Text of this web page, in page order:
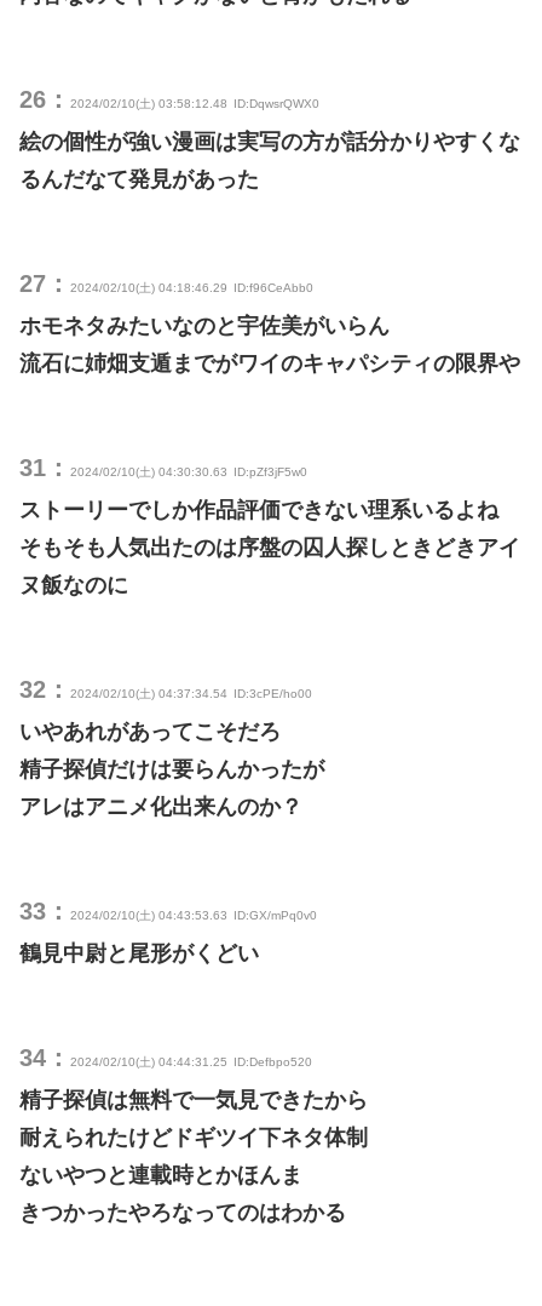
26： 2024/02/10(土) 03:58:12.48 ID:DqwsrQWX0
絵の個性が強い漫画は実写の方が話分かりやすくな
るんだなて発見があった
27： 2024/02/10(土) 04:18:46.29 ID:f96CeAbb0
ホモネタみたいなのと宇佐美がいらん
流石に姉畑支遁までがワイのキャパシティの限界や
31： 2024/02/10(土) 04:30:30.63 ID:pZf3jF5w0
ストーリーでしか作品評価できない理系いるよね
そもそも人気出たのは序盤の囚人探しときどきアイ
ヌ飯なのに
32： 2024/02/10(土) 04:37:34.54 ID:3cPE/ho00
いやあれがあってこそだろ
精子探偵だけは要らんかったが
アレはアニメ化出来んのか？
33： 2024/02/10(土) 04:43:53.63 ID:GX/mPq0v0
鶴見中尉と尾形がくどい
34： 2024/02/10(土) 04:44:31.25 ID:Defbpo520
精子探偵は無料で一気見できたから
耐えられたけどドギツイ下ネタ体制
ないやつと連載時とかほんま
きつかったやろなってのはわかる